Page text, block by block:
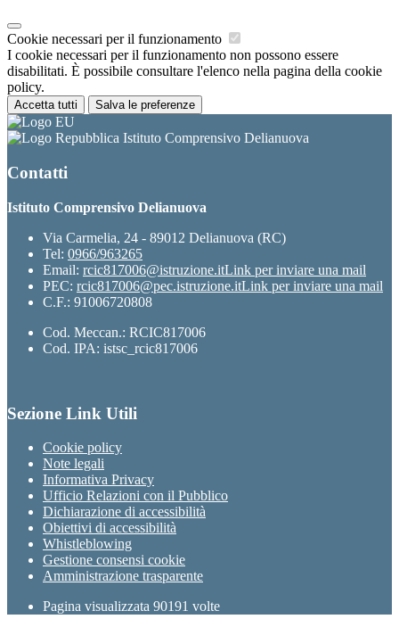
Cookie necessari per il funzionamento
I cookie necessari per il funzionamento non possono essere
disabilitati. È possibile consultare l'elenco nella pagina della cookie
policy.
Accetta tutti Salva le preferenze
Istituto Comprensivo Delianuova
Contatti
Istituto Comprensivo Delianuova
Via Carmelia, 24 - 89012 Delianuova (RC)
Tel: 0966/963265
Email: rcic817006@istruzione.itLink per inviare una mail
PEC: rcic817006@pec.istruzione.itLink per inviare una mail
C.F.: 91006720808
Cod. Meccan.: RCIC817006
Cod. IPA: istsc_rcic817006
Sezione Link Utili
Cookie policy
Note legali
Informativa Privacy
Ufficio Relazioni con il Pubblico
Dichiarazione di accessibilità
Obiettivi di accessibilità
Whistleblowing
Gestione consensi cookie
Amministrazione trasparente
Pagina visualizzata 90191 volte